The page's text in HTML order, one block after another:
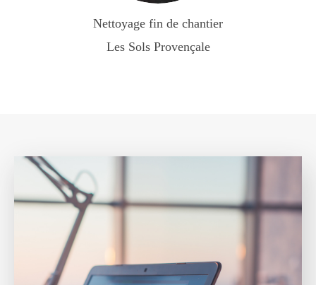
Nettoyage fin de chantier
Les Sols Provençale